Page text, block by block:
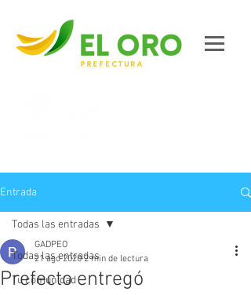
Entrada
Todas las entradas
Tu comunidad
Todas las entradas
Prefecto entregó
GADPEO
21 ago 2020 2 min de lectura